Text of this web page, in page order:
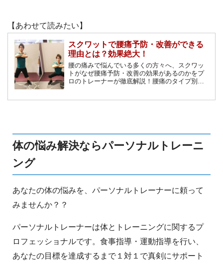
【あわせて読みたい】
スクワットで腰痛予防・改善ができる
理由とは？効果絶大！
腰の痛みで悩んでいる多くの方々へ、スクワッ
トがなぜ腰痛予防・改善の効果があるのかをプ
ロのトレーナーが徹底解説！腰痛のタイプ別に
体の悩み解決ならパーソナルトレーニ
ング
あなたの体の悩みを、パーソナルトレーナーに頼って
みませんか？？
パーソナルトレーナーは体とトレーニングに関するプ
ロフェッショナルです。食事指導・運動指導を行い、
あなたの目標を達成するまで１対１で真剣にサポート